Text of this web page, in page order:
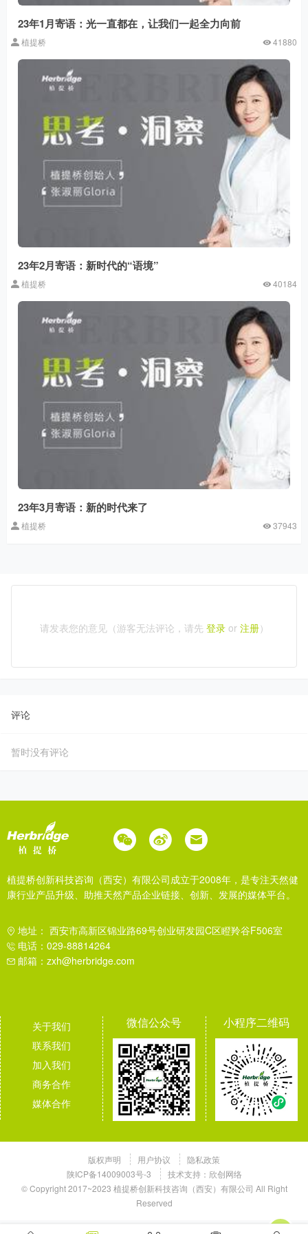
23年1月寄语：光一直都在，让我们一起全力向前
植提桥 41880
23年2月寄语：新时代的“语境”
植提桥 40184
23年3月寄语：新的时代来了
植提桥 37943
请发表您的意见（游客无法评论，请先 登录or 注册）
评论
暂时没有评论
植提桥创新科技咨询（西安）有限公司成立于2008年，是专注天然健
康行业产品升级、助推天然产品企业链接、创新、发展的媒体平台。
地址： 西安市高新区锦业路69号创业研发园C区瞪羚谷F506室
电话：029-88814264
邮箱：zxh@herbridge.com
关于我们
联系我们
加入我们
商务合作
媒体合作
微信公众号 小程序二维码
版权声明 用户协议
隐私政策
陕ICP备14009003号-3
技术支持： 欣创网络
© Copyright 2017~2023 植提桥创新科技咨询（西安）有限公司 All Right
Reserved